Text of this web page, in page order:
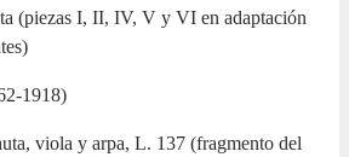
(piezas I, II, IV, V y VI en adaptación
1918)
viola y arpa, L. 137 (fragmento del